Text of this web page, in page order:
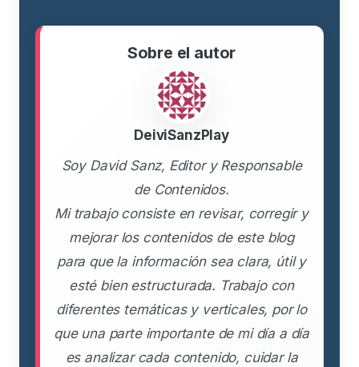
Sobre el autor
DeiviSanzPlay
Soy David Sanz, Editor y Responsable
de Contenidos.
Mi trabajo consiste en revisar, corregir y
mejorar los contenidos de este blog
para que la información sea clara, útil y
esté bien estructurada. Trabajo con
diferentes temáticas y verticales, por lo
que una parte importante de mi día a día
es analizar cada contenido, cuidar la